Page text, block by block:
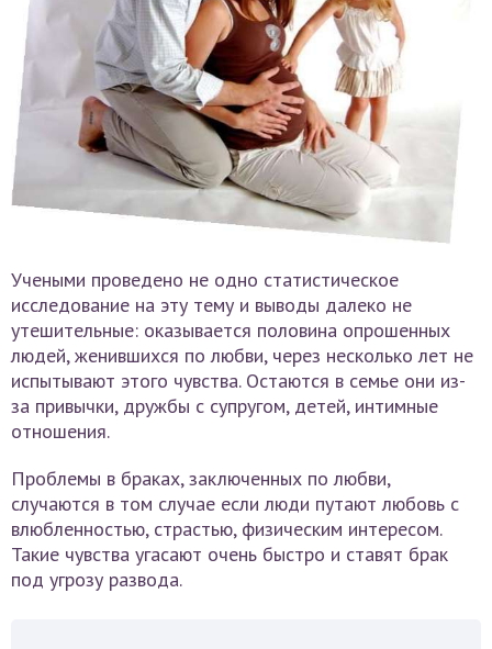
Учеными проведено не одно статистическое
исследование на эту тему и выводы далеко не
утешительные: оказывается половина опрошенных
людей, женившихся по любви, через несколько лет не
испытывают этого чувства. Остаются в семье они из-
за привычки, дружбы с супругом, детей, интимные
отношения.
Проблемы в браках, заключенных по любви,
случаются в том случае если люди путают любовь с
влюбленностью, страстью, физическим интересом.
Такие чувства угасают очень быстро и ставят брак
под угрозу развода.